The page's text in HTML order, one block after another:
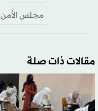
مجلس الأمن
مقالات ذات صلة